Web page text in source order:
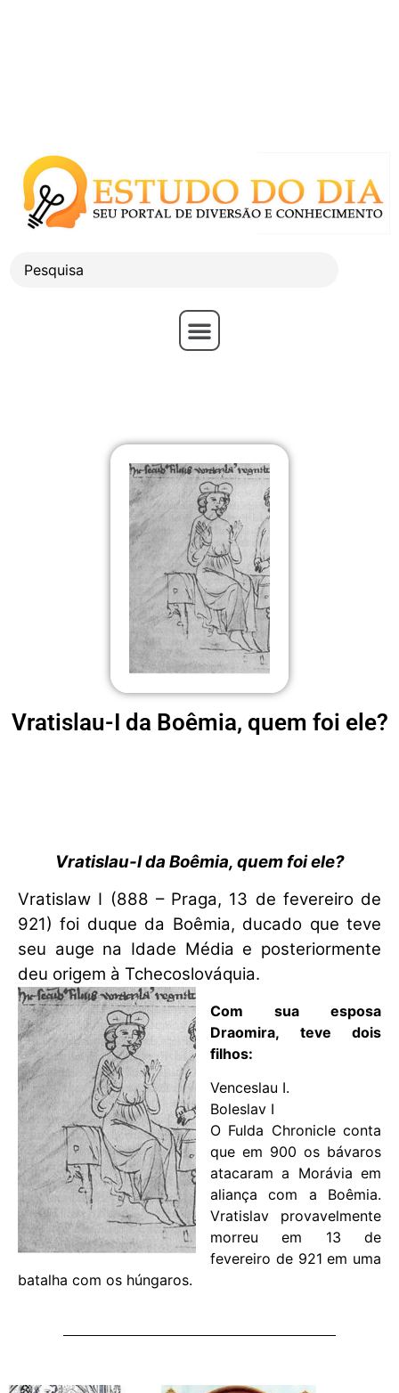
Vratislau-I da Boêmia, quem foi ele?
Vratislau-I da Boêmia, quem foi ele?
Vratislaw I (888 – Praga, 13 de fevereiro de
921) foi duque da Boêmia, ducado que teve
seu auge na Idade Média e posteriormente
deu origem à Tchecoslováquia.
Com sua esposa
Draomira, teve dois
filhos:
Venceslau I.
Boleslav I
O Fulda Chronicle conta
que em 900 os bávaros
atacaram a Morávia em
aliança com a Boêmia.
Vratislav provavelmente
morreu em 13 de
fevereiro de 921 em uma
batalha com os húngaros.